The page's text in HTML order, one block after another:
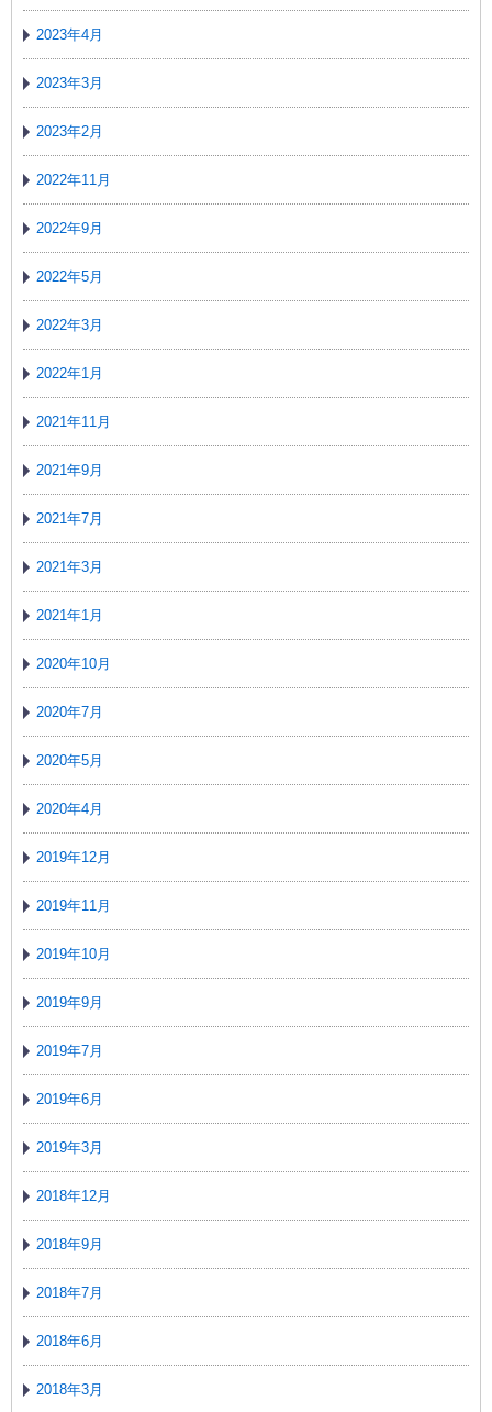
2023年4月
2023年3月
2023年2月
2022年11月
2022年9月
2022年5月
2022年3月
2022年1月
2021年11月
2021年9月
2021年7月
2021年3月
2021年1月
2020年10月
2020年7月
2020年5月
2020年4月
2019年12月
2019年11月
2019年10月
2019年9月
2019年7月
2019年6月
2019年3月
2018年12月
2018年9月
2018年7月
2018年6月
2018年3月